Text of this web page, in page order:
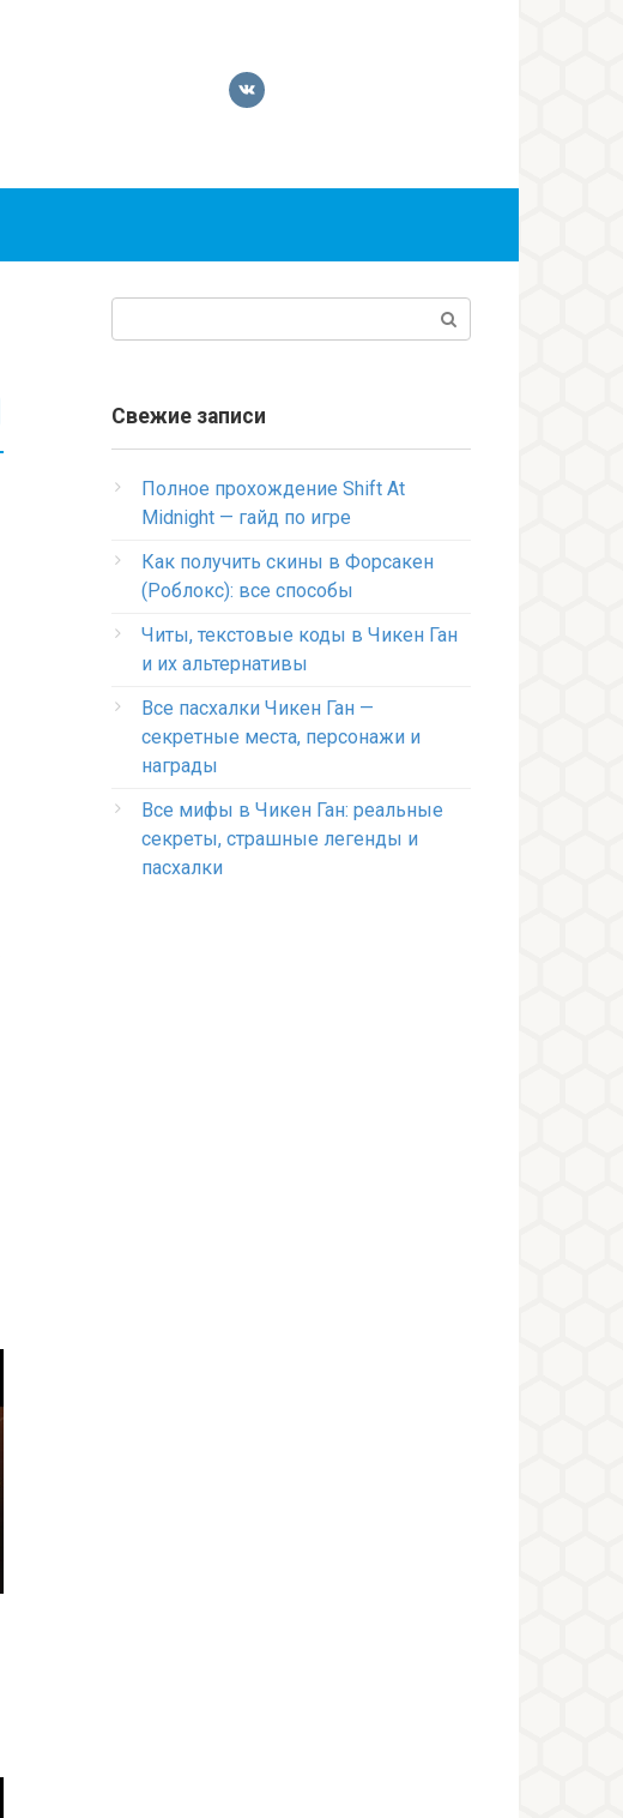
Свежие записи
Полное прохождение Shift At
Midnight — гайд по игре
Как получить скины в Форсакен
(Роблокс): все способы
Читы, текстовые коды в Чикен Ган
и их альтернативы
Все пасхалки Чикен Ган —
секретные места, персонажи и
награды
Все мифы в Чикен Ган: реальные
секреты, страшные легенды и
пасхалки